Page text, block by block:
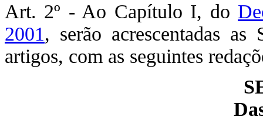
Art. 2º - Ao Capítulo I, do
2001, serão acrescentadas
artigos, com as seguintes